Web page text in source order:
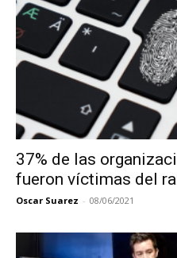
37% de las
fueron víctimas del
Oscar Suarez - 08/06/2021